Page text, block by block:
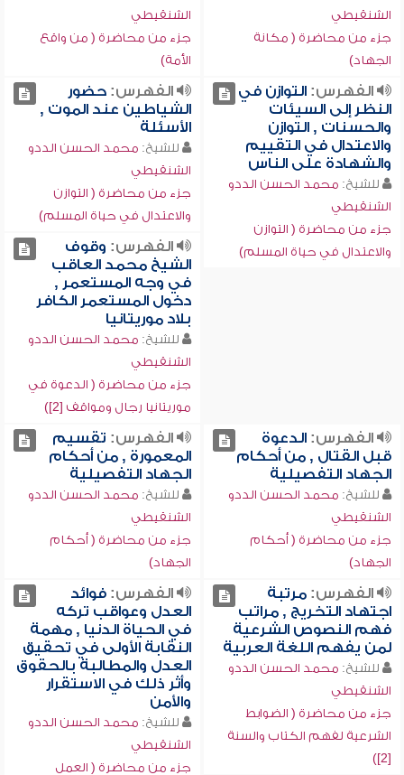
الشنقيطي
جزء من محاضرة ( مكانة
الجهاد)
الشنقيطي
جزء من محاضرة ( من واقع
الأمة)
الفهرس:التوازن في
النظر إلى السيئات
والحسنات , التوازن
والاعتدال في التقييم
والشهادة على الناس
للشيخ: محمد الحسن الددو
الشنقيطي
جزء من محاضرة ( التوازن
والاعتدال في حياة المسلم)
الفهرس:حضور
الشياطين عند الموت ,
الأسئلة
للشيخ: محمد الحسن الددو
الشنقيطي
جزء من محاضرة ( التوازن
والاعتدال في حياة المسلم)
الفهرس: وقوف
الشيخ محمد العاقب
في وجه المستعمر ,
دخول المستعمر الكافر
بلاد موريتانيا
للشيخ: محمد الحسن الددو
الشنقيطي
جزء من محاضرة ( الدعوة في
موريتانيا رجال ومواقف [2])
الفهرس:الدعوة
قبل القتال , من أحكام
الجهاد التفصيلية
للشيخ: محمد الحسن الددو
الشنقيطي
جزء من محاضرة ( أحكام
الجهاد)
الفهرس: تقسيم
المعمورة , من أحكام
الجهاد التفصيلية
للشيخ: محمد الحسن الددو
الشنقيطي
جزء من محاضرة ( أحكام
الجهاد)
الفهرس:مرتبة
اجتهاد التخريج , مراتب
فهم النصوص الشرعية
لمن يفهم اللغة العربية
للشيخ: محمد الحسن الددو
الشنقيطي
جزء من محاضرة ( الضوابط
الشرعية لفهم الكتاب والسنة
[2])
الفهرس:فوائد
العدل وعواقب تركه
في الحياة الدنيا , مهمة
النقابة الأولى في تحقيق
العدل والمطالبة بالحقوق
وأثر ذلك في الاستقرار
والأمن
للشيخ: محمد الحسن الددو
الشنقيطي
جزء من محاضرة ( العمل